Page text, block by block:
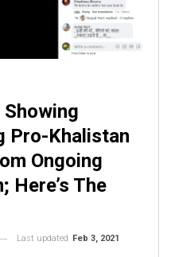
Pro-Khalistan
Ongoing
Here’s The
Last updated Feb 3, 2021